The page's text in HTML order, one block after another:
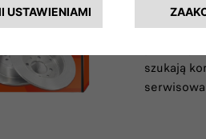
To
do modeli
potrzeby
szukają